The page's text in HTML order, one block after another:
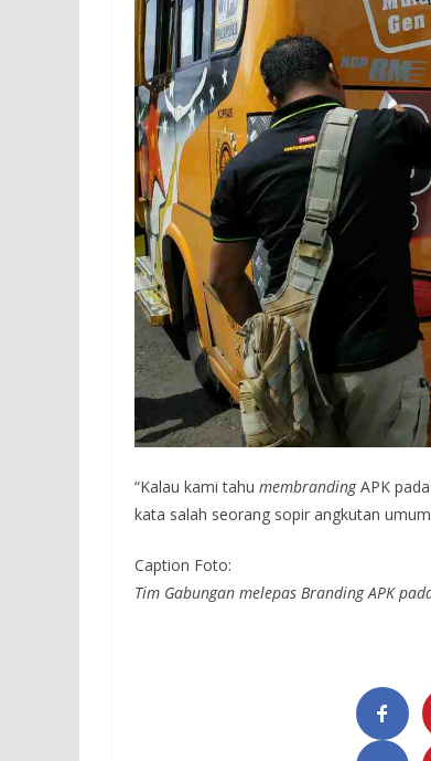
“Kalau kami tahu membrandingAPK
kata salah seorang sopir angkutan
Caption Foto:
Tim Gabungan melepas Branding APK